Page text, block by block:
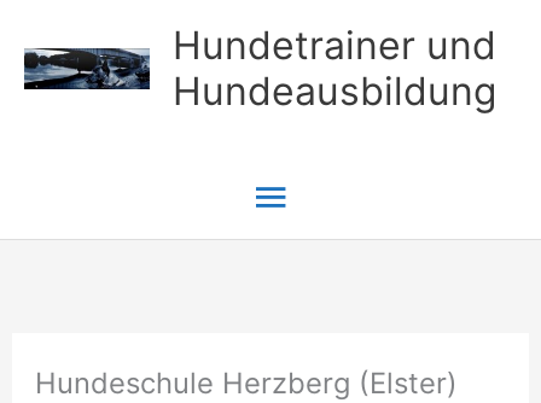
Inhalt
springen
Hundetrainer und
Hundeausbildung
Hauptmenü
Hundeschule Herzberg (Elster)